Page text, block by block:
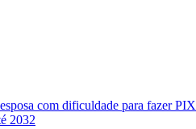
com dificuldade para fazer PIX
2032